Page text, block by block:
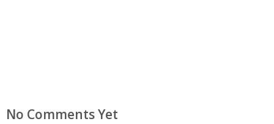
No Comments Yet